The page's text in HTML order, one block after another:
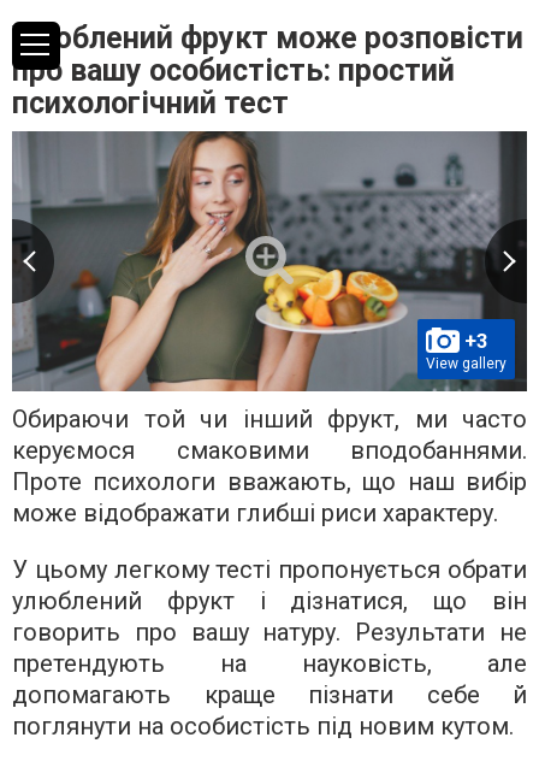
Улюблений фрукт може розповісти
про вашу особистість: простий
психологічний тест
+3
View gallery
Обираючи той чи інший фрукт, ми часто
керуємося смаковими вподобаннями.
Проте психологи вважають, що наш вибір
може відображати глибші риси характеру.
У цьому легкому тесті пропонується обрати
улюблений фрукт і дізнатися, що він
говорить про вашу натуру. Результати не
претендують на науковість, але
допомагають краще пізнати себе й
поглянути на особистість під новим кутом.